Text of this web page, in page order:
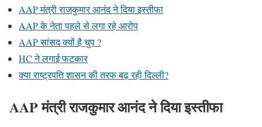
AAP मंत्री राजकुमार आनंद ने दिया इस्तीफा
AAP के नेता पहले से लगा रहे आरोप
AAP सांसद क्यों है चुप ?
HC ने लगाई फटकार
क्या राष्ट्रपति शासन की तरफ बढ़ रही दिल्ली?
AAP मंत्री राजकुमार आनंद ने दिया इस्तीफा